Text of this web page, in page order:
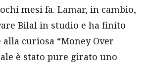
mesi fa. Lamar, in cambio,
Bilal in studio e ha finito
curiosa “Money Over
è stato pure girato uno